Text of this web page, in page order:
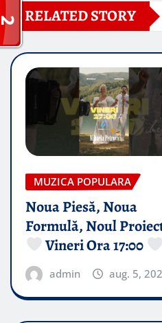
RELATED STORY
MUZICA POPULARA
Noua Piesă, Noua
Formulă, Noul
Vineri Ora 17:00
admin aug. 5,